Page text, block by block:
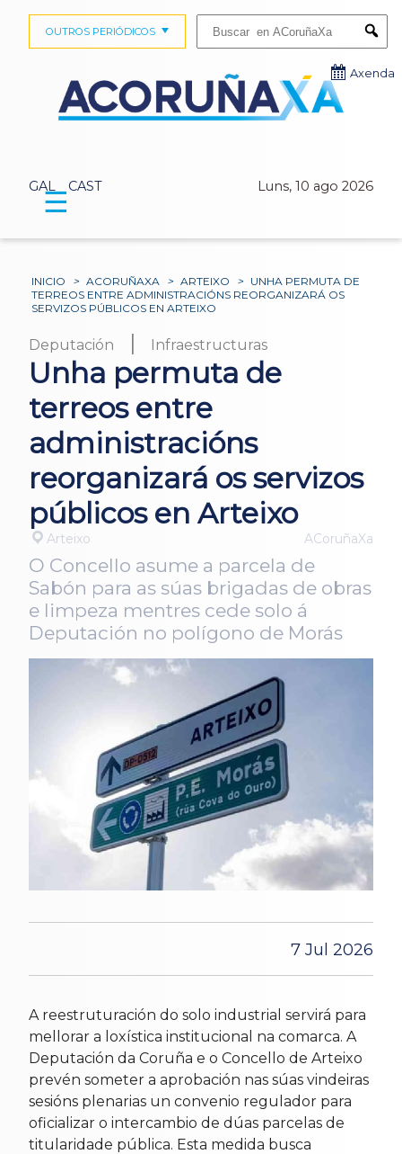
GAL CAST Luns, 10 ago 2026
OUTROS PERIÓDICOS
Axenda
☰
INICIO > ACORUÑAXA > ARTEIXO > UNHA PERMUTA DE
TERREOS ENTRE ADMINISTRACIÓNS REORGANIZARÁ OS
SERVIZOS PÚBLICOS EN ARTEIXO
Deputación | Infraestructuras
Unha permuta de
terreos entre
administracións
reorganizará os servizos
públicos en Arteixo
Arteixo ACoruñaXa
O Concello asume a parcela de
Sabón para as súas brigadas de obras
e limpeza mentres cede solo á
Deputación no polígono de Morás
7 Jul 2026
A reestruturación do solo industrial servirá para
mellorar a loxística institucional na comarca. A
Deputación da Coruña e o Concello de Arteixo
prevén someter a aprobación nas súas vindeiras
sesións plenarias un convenio regulador para
oficializar o intercambio de dúas parcelas de
titularidade pública. Esta medida busca